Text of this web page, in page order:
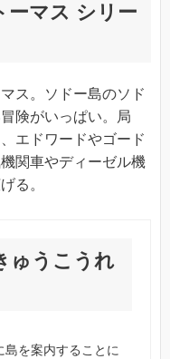
ーマス シリー
ス。ソドー島のソド
険がいっぱい。局
エドワードやゴード
関車やディーゼル機
る。
ゅうこうれ
を案内することに